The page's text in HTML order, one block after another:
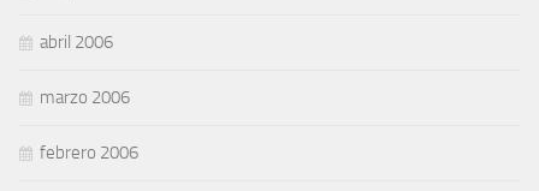
abril 2006
marzo 2006
febrero 2006